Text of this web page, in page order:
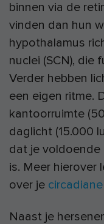
binnen via de
vinden dan hun
hypothalamus
nuclei (SCN), die
Verder hebben
een eigen ritme.
kantoorruimte
daglicht (15.000
dat je
is. Meer hierover
over je
Naast je